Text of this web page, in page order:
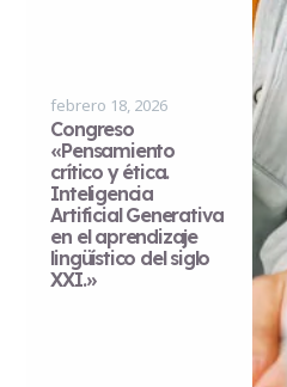
febrero 18, 2026
Congreso
«Pensamiento
crítico y ética.
Inteligencia
Artificial Generativa
en el aprendizaje
lingüístico del siglo
XXI.»